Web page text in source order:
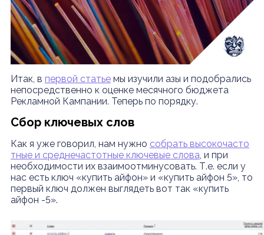
Итак, в первой статьемы изучили азы и подобрались
непосредственно к оценке месячного бюджета
Рекламной Кампании. Теперь по порядку.
Сбор ключевых слов
Как я уже говорил, нам нужно собрать высокочасто
тные и среднечастотные ключевые слова, и при
необходимости их взаимоотминусовать. Т.е. если у
нас есть ключ «купить айфон» и «купить айфон 5», то
первый ключ должен выглядеть вот так «купить
айфон -5».